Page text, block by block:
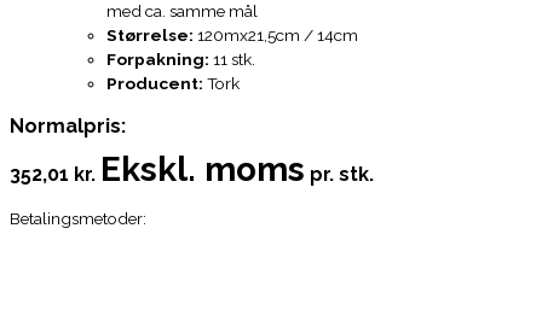
med ca. samme mål
Størrelse: 120mx21,5cm / 14cm
Forpakning: 11 stk.
Producent: Tork
Normalpris:
352,01 kr. Ekskl. moms pr. stk.
Betalingsmetoder: